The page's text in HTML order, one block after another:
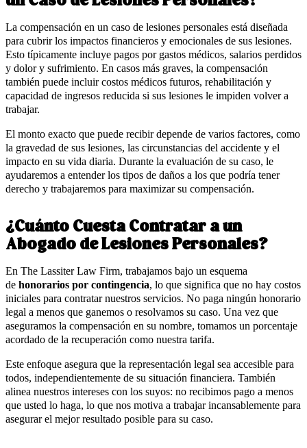
La compensación en un caso de lesiones personales está diseñada
para cubrir los impactos financieros y emocionales de sus lesiones.
Esto típicamente incluye pagos por gastos médicos, salarios perdidos
y dolor y sufrimiento. En casos más graves, la compensación
también puede incluir costos médicos futuros, rehabilitación y
capacidad de ingresos reducida si sus lesiones le impiden volver a
trabajar.
El monto exacto que puede recibir depende de varios factores, como
la gravedad de sus lesiones, las circunstancias del accidente y el
impacto en su vida diaria. Durante la evaluación de su caso, le
ayudaremos a entender los tipos de daños a los que podría tener
derecho y trabajaremos para maximizar su compensación.
¿Cuánto Cuesta Contratar a un
Abogado de Lesiones Personales?
En The Lassiter Law Firm, trabajamos bajo un esquema
de honorarios por contingencia, lo que significa que no hay costos
iniciales para contratar nuestros servicios. No paga ningún honorario
legal a menos que ganemos o resolvamos su caso. Una vez que
aseguramos la compensación en su nombre, tomamos un porcentaje
acordado de la recuperación como nuestra tarifa.
Este enfoque asegura que la representación legal sea accesible para
todos, independientemente de su situación financiera. También
alinea nuestros intereses con los suyos: no recibimos pago a menos
que usted lo haga, lo que nos motiva a trabajar incansablemente para
asegurar el mejor resultado posible para su caso.